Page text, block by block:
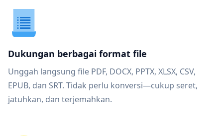
Dukungan berbagai format file
Unggah langsung file PDF, DOCX, PPTX, XLSX, CSV,
EPUB, dan SRT. Tidak perlu konversi—cukup seret,
jatuhkan, dan terjemahkan.